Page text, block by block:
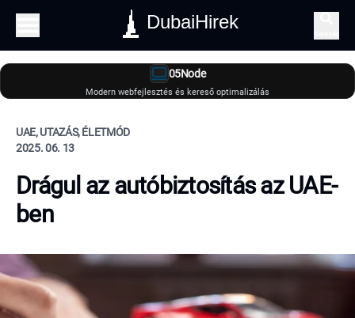
DubaiHirek
05Node
Modern webfejlesztés és kereső optimalizálás
UAE, UTAZÁS, ÉLETMÓD
2025. 06. 13
Drágul az autóbiztosítás az UAE-
ben